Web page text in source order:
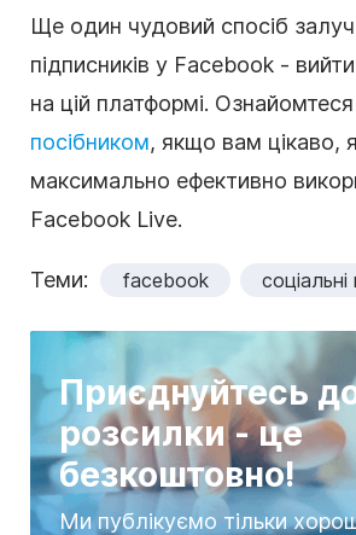
Ще один чудовий спосіб
підписників у Facebook -
на цій платформі.
посібником, якщо вам цікаво,
максимально ефективно
Facebook Live.
Теми: facebook
Приєднуйтесь
розсилки - це
безкоштовно!
Ми публікуємо тільки